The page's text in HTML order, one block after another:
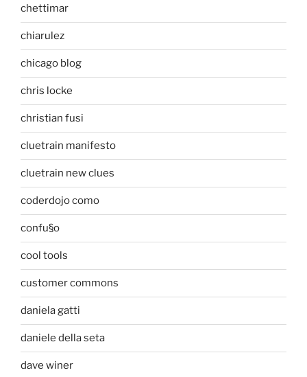
chettimar
chiarulez
chicago blog
chris locke
christian fusi
cluetrain manifesto
cluetrain new clues
coderdojo como
confu§o
cool tools
customer commons
daniela gatti
daniele della seta
dave winer